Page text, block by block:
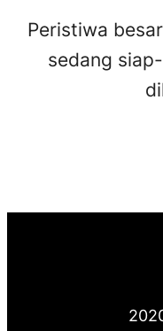
Peristiwa
sedang